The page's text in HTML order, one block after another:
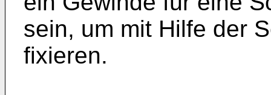
sein, um mit Hilfe der
fixieren.